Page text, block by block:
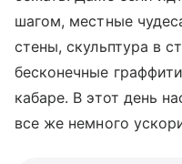
шагом, местные
стены, скульптура в
бесконечные
кабаре. В этот день
все же немного